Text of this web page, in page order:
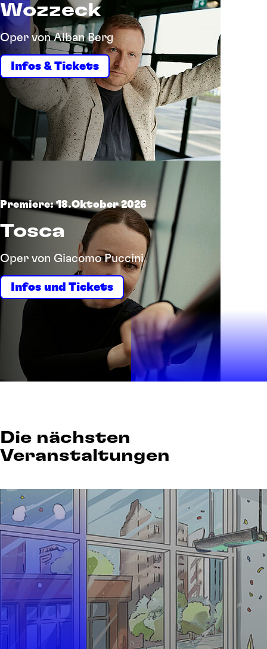
Wozzeck
Oper von Alban Berg
Infos & Tickets
Premiere: 18.Oktober 2026
Tosca
Oper von Giacomo Puccini
Infos und Tickets
Die nächsten
Veranstaltungen